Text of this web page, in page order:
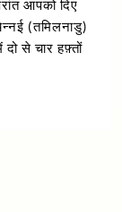
आपको दिए
(तमिलनाडु)
से चार हफ़्तों